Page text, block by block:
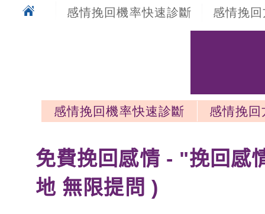
感情挽回機率快速診斷 感情挽
感情挽回機率快速診斷
感情挽
免費挽回感情 - "挽回感
地 無限提問 )